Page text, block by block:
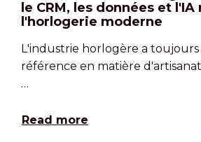
le CRM, les données et
l'horlogerie moderne
L'industrie horlogère a
référence en matière
…
Read more